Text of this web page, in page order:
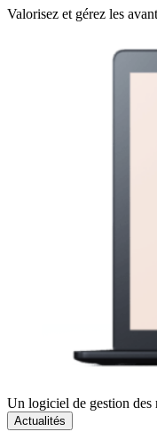
Valorisez et gérez les
Un logiciel de gestion des
Actualités